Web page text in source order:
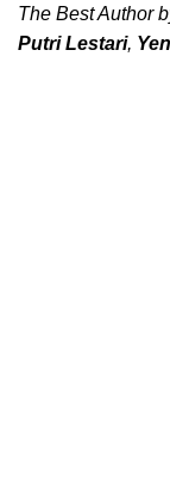
The Best Author
Putri Lestari,